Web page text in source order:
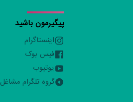
پیگیرمون باشید
اینستاگرام
فیس بوک
یوتیوب
گروه تلگرام مشاغل